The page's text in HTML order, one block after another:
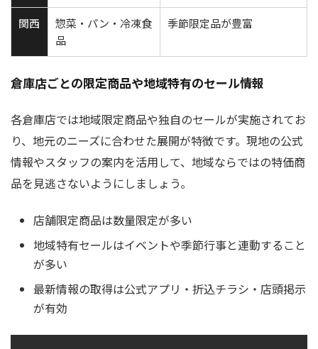
関西
惣菜・パン・冷凍食
品
季節限定品が豊富
倉庫店ごとの限定商品や地域特有のセール情報
各倉庫店では地域限定商品や独自のセールが実施されてお
り、地元のニーズに合わせた展開が特徴です。現地の公式
情報やスタッフの案内を活用して、地域ならではの特価商
品を見逃さないようにしましょう。
店舗限定商品は数量限定が多い
地域特有セールはイベントや季節行事と連動すること
が多い
最新情報の取得は公式アプリ・折込チラシ・店頭掲示
が有効